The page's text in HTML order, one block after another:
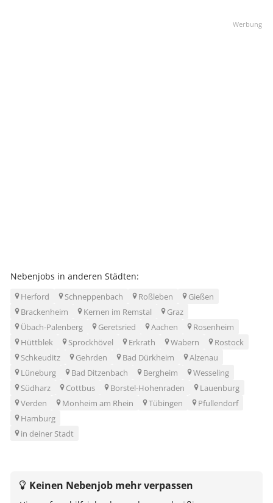
Nebenjobs in anderen Städten:
Herford Schneppenbach Roßleben
Gießen
Brackenheim
Kernen im Remstal
Graz
Übach-Palenberg
Geretsried Aachen
Rosenheim
Hüttblek
Sprockhövel Erkrath Wabern
Rostock
Schkeuditz
Gehrden Bad Dürkheim
Alzenau
Lüneburg
Bad Ditzenbach Bergheim
Wesseling
Südharz
Cottbus Borstel-Hohenraden
Lauenburg
Verden
Monheim am Rhein Tübingen
Pfullendorf
Hamburg
in deiner Stadt
Keinen Nebenjob mehr verpassen